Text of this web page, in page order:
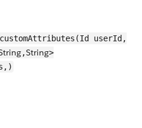
userId,
,String>